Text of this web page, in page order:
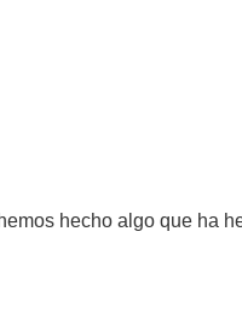
hecho algo que ha